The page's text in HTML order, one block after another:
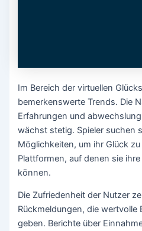
Im Bereich der virtuellen
bemerkenswerte Trends. Die
Erfahrungen und
wächst stetig. Spieler suchen
Möglichkeiten, um ihr Glück
Plattformen, auf denen sie
können.
Die Zufriedenheit der Nutzer
Rückmeldungen, die wertvolle
geben. Berichte über